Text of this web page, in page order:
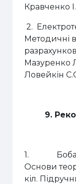
Кравченко
2.
Методичні
Мазуренко
Ловейкін
9.
1.
Основи
кіл.